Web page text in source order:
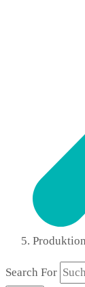
Search For